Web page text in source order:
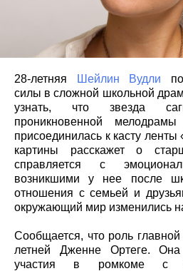
28-летняя Шейлин Вудли
силы в сложной школьной
узнать, что звезда
проникновенной
присоединилась к касту
картины расскажет о
справляется с
возникшими у нее после
отношения с семьей и
окружающий мир изменились
Сообщается, что роль главной
летней Дженне Ортеге. Она
участия в ромкоме с